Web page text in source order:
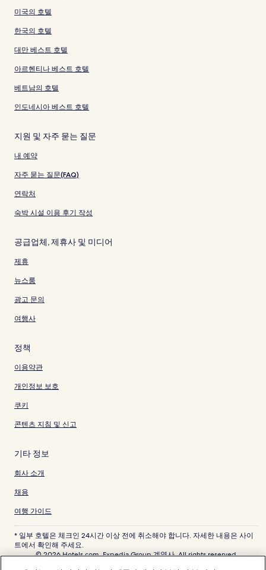
미국의 호텔
한국의 호텔
대만 베스트 호텔
아르헨티나 베스트 호텔
베트남의 호텔
인도네시아 베스트 호텔
지원 및 자주 묻는 질문
내 예약
자주 묻는 질문(FAQ)
연락처
숙박 시설 이용 후기 작성
공급업체, 제휴사 및 미디어
제휴
뉴스룸
광고 문의
여행사
정책
이용약관
개인정보 보호
쿠키
콘텐츠 지침 및 신고
기타 정보
회사 소개
채용
여행 가이드
* 일부 호텔은 체크인 24시간 이상 전에 취소해야 합니다. 자세한 내용은 사이
트에서 확인해 주세요.
© 2026 Hotels.com, Expedia Group 계열사. All rights reserved.